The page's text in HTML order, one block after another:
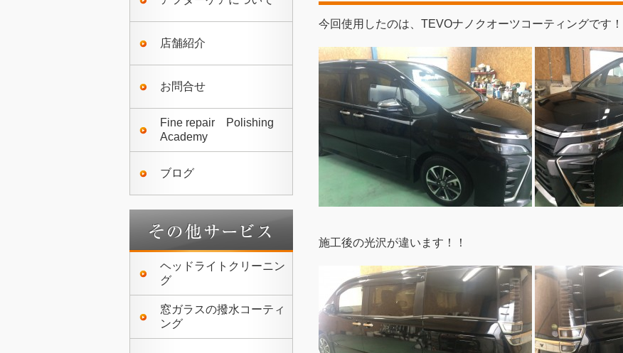
店舗紹介
お問合せ
Fine repair Polishing
Academy
ブログ
ヘッドライトクリーニン
グ
窓ガラスの撥水コーティ
ング
今回使用したのは、TEVOナノクオーツコーティングです！
施工後の光沢が違います！！